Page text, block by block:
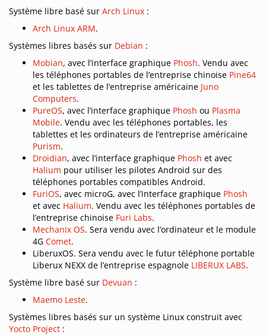
Système libre basé sur Arch Linux :
Arch Linux ARM.
Systèmes libres basés sur Debian :
Mobian, avec l’interface graphique Phosh. Vendu avec
les téléphones portables de l’entreprise chinoise Pine64
et les tablettes de l’entreprise américaine Juno
Computers.
PureOS, avec l’interface graphique Phosh ou Plasma
Mobile. Vendu avec les téléphones portables, les
tablettes et les ordinateurs de l’entreprise américaine
Purism.
Droidian, avec l’interface graphique Phosh et avec
Halium pour utiliser les pilotes Android sur des
téléphones portables compatibles Android.
FuriOS, avec microG, avec l’interface graphique Phosh
et avec Halium. Vendu avec les téléphones portables de
l’entreprise chinoise Furi Labs.
Mechanix OS. Sera vendu avec l’ordinateur et le module
4G Comet.
LiberuxOS. Sera vendu avec le futur téléphone portable
Liberux NEXX de l’entreprise espagnole LIBERUX LABS.
Système libre basé sur Devuan :
Maemo Leste.
Systèmes libres basés sur un système Linux construit avec
Yocto Project :